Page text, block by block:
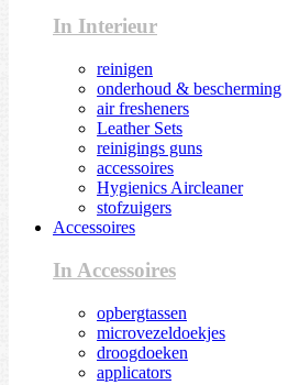
In Interieur
reinigen
onderhoud & bescherming
air fresheners
Leather Sets
reinigings guns
accessoires
Hygienics Aircleaner
stofzuigers
Accessoires
In Accessoires
opbergtassen
microvezeldoekjes
droogdoeken
applicators